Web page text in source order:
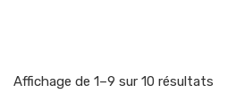
Affichage de 1–9 sur 10 résultats